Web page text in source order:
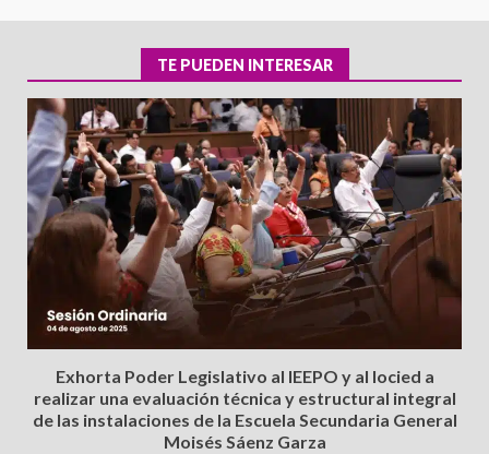
TE PUEDEN INTERESAR
Exhorta Poder Legislativo al IEEPO y al Iocied a
realizar una evaluación técnica y estructural integral
de las instalaciones de la Escuela Secundaria General
Moisés Sáenz Garza